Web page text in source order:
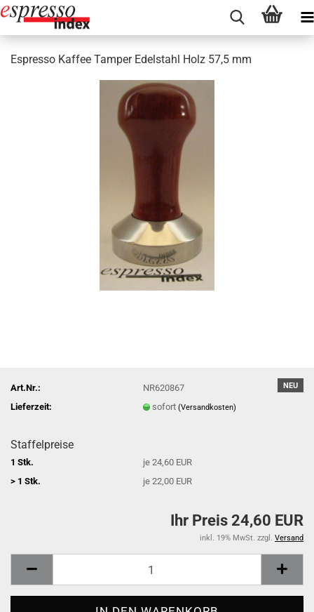
Espresso Kaffee Tamper Edelstahl Holz 57,5 mm
NEU
Art.Nr.:
NR620867
Lieferzeit:
sofort(Versandkosten)
Staffelpreise
1 Stk.
je 24,60 EUR
> 1 Stk.
je 22,00 EUR
Ihr Preis 24,60 EUR
inkl. 19% MwSt. zzgl. Versand